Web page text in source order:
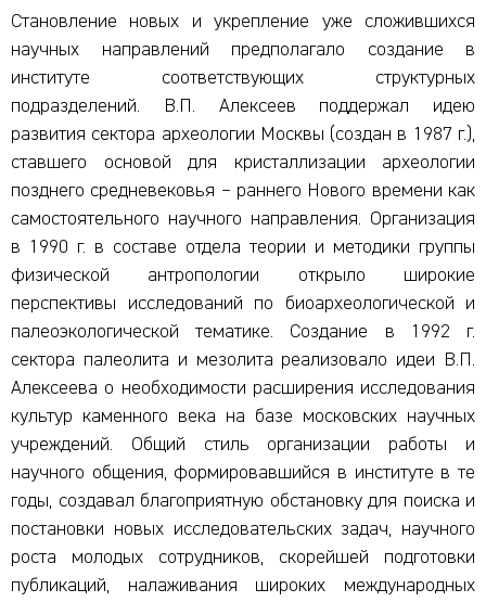
Становление новых и укрепление уже сложившихся
научных направлений предполагало создание в
институте соответствующих структурных
подразделений. В.П. Алексеев поддержал идею
развития сектора археологии Москвы (создан в 1987 г.),
ставшего основой для кристаллизации археологии
позднего средневековья – раннего Нового времени как
самостоятельного научного направления. Организация
в 1990 г. в составе отдела теории и методики группы
физической антропологии открыло широкие
перспективы исследований по биоархеологической и
палеоэкологической тематике. Создание в 1992 г.
сектора палеолита и мезолита реализовало идеи В.П.
Алексеева о необходимости расширения исследования
культур каменного века на базе московских научных
учреждений. Общий стиль организации работы и
научного общения, формировавшийся в институте в те
годы, создавал благоприятную обстановку для поиска и
постановки новых исследовательских задач, научного
роста молодых сотрудников, скорейшей подготовки
публикаций, налаживания широких международных